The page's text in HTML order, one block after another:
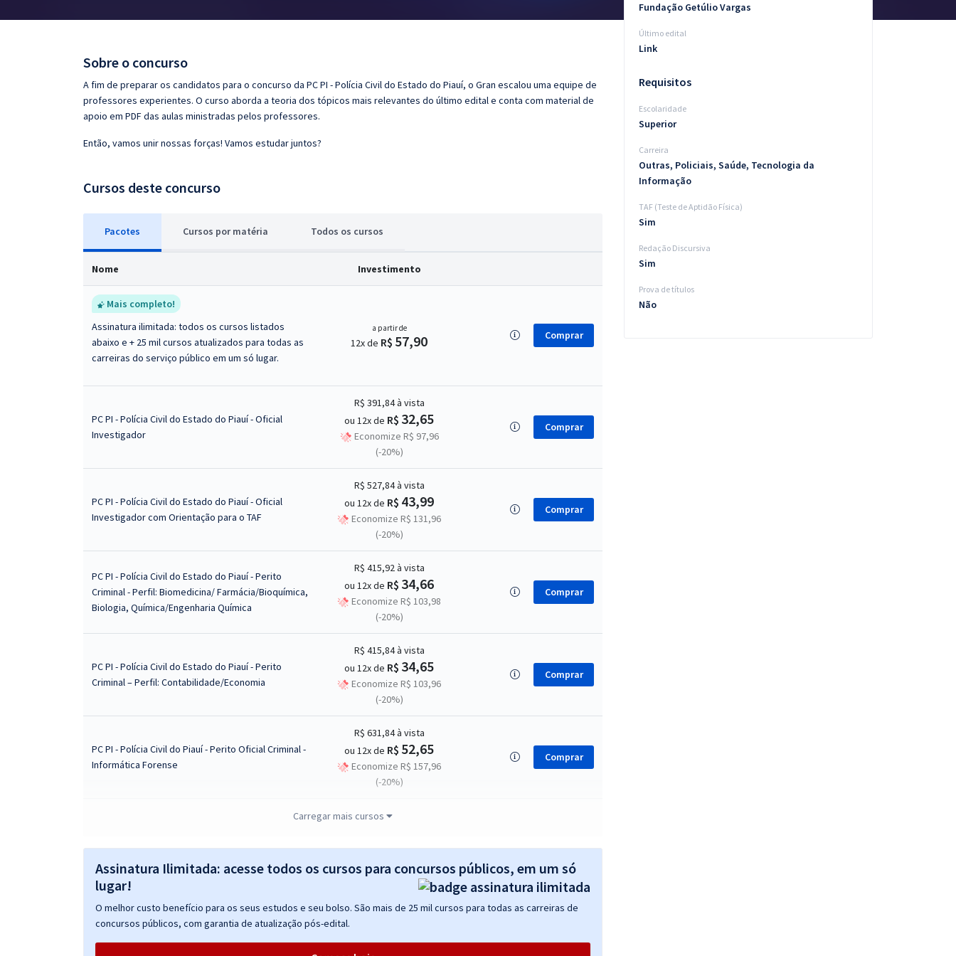
Questões grátis
Sobre o concurso
A fim de preparar os candidatos para o concurso da PC PI - Polícia Civil do Estado do Piauí, o Gran escalou uma equipe de
professores experientes. O curso aborda a teoria dos tópicos mais relevantes do último edital e conta com material de
apoio em PDF das aulas ministradas pelos professores.
Então, vamos unir nossas forças! Vamos estudar juntos?
Cursos deste concurso
Pacotes Cursos por matéria Todos os cursos
Nome Investimento
Mais completo!
Assinatura ilimitada: todos os cursos listados
abaixo e + 25 mil cursos atualizados para todas as
carreiras do serviço público em um só lugar.
a partir de
12x de R$ 57,90 Comprar
PC PI - Polícia Civil do Estado do Piauí - Oficial
Investigador
R$ 391,84à vista
ou 12x de R$ 32,65
Economize R$ 97,96
(-20%)
Comprar
PC PI - Polícia Civil do Estado do Piauí - Oficial
Investigador com Orientação para o TAF
R$ 527,84à vista
ou 12x de R$ 43,99
Economize R$ 131,96
(-20%)
Comprar
PC PI - Polícia Civil do Estado do Piauí - Perito
Criminal - Perfil: Biomedicina/ Farmácia/Bioquímica,
Biologia, Química/Engenharia Química
R$ 415,92à vista
ou 12x de R$ 34,66
Economize R$ 103,98
(-20%)
Comprar
PC PI - Polícia Civil do Estado do Piauí - Perito
Criminal – Perfil: Contabilidade/Economia
R$ 415,84à vista
ou 12x de R$ 34,65
Economize R$ 103,96
(-20%)
Comprar
PC PI - Polícia Civil do Piauí - Perito Oficial Criminal -
Informática Forense
R$ 631,84à vista
ou 12x de R$ 52,65
Economize R$ 157,96
(-20%)
Comprar
Informática Forense Com Orientações para o TAF
R$ 767,84
Economize R$ 191,96
(-20%)
PC PI - Polícia Civil do Estado do Piauí - Perfil:
Médico-Legista (Geral)
ou 12x de R$34,65
(-20%)
Carregar mais cursos
Assinatura Ilimitada: acesse todos os cursos para concursos públicos, em um só
lugar!
O melhor custo benefício para os seus estudos e seu bolso. São mais de 25 mil cursos para todas as carreiras de
concursos públicos, com garantia de atualização pós-edital.
Fundação Getúlio Vargas
Último edital
Link
Requisitos
Escolaridade
Superior
Carreira
Outras, Policiais, Saúde, Tecnologia da
Informação
TAF (Teste de Aptidão Física)
Sim
Redação Discursiva
Sim
Prova de títulos
Não